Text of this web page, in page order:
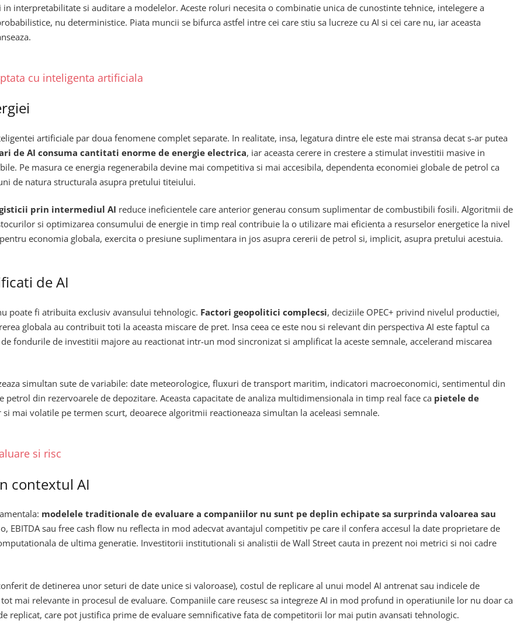
interpretabilitate si auditare a modelelor. Aceste roluri necesita o combinatie unica de cunostinte tehnice, intelegere a
nu deterministice. Piata muncii se bifurca astfel intre cei care stiu sa lucreze cu AI si cei care nu, iar aceasta
cu inteligenta artificiala
artificiale par doua fenomene complet separate. In realitate, insa, legatura dintre ele este mai stransa decat s-ar putea
de AI consuma cantitati enorme de energie electrica, iar aceasta cerere in crestere a stimulat investitii masive in
Pe masura ce energia regenerabila devine mai competitiva si mai accesibila, dependenta economiei globale de petrol ca
de natura structurala asupra pretului titeiului.
prin intermediul AI reduce ineficientele care anterior generau consum suplimentar de combustibili fosili. Algoritmii de
si optimizarea consumului de energie in timp real contribuie la o utilizare mai eficienta a resurselor energetice la nivel
economia globala, exercita o presiune suplimentara in jos asupra cererii de petrol si, implicit, asupra pretului acestuia.
de AI
poate fi atribuita exclusiv avansului tehnologic. Factori geopolitici complecsi, deciziile OPEC+ privind nivelul productiei,
globala au contribuit toti la aceasta miscare de pret. Insa ceea ce este nou si relevant din perspectiva AI este faptul ca
fondurile de investitii majore au reactionat intr-un mod sincronizat si amplificat la aceste semnale, accelerand miscarea
simultan sute de variabile: date meteorologice, fluxuri de transport maritim, indicatori macroeconomici, sentimentul din
din rezervoarele de depozitare. Aceasta capacitate de analiza multidimensionala in timp real face ca pietele de
si mai volatile pe termen scurt, deoarece algoritmii reactioneaza simultan la aceleasi semnale.
si risc
contextul AI
modelele traditionale de evaluare a companiilor nu sunt pe deplin echipate sa surprinda valoarea sau
EBITDA sau free cash flow nu reflecta in mod adecvat avantajul competitiv pe care il confera accesul la date proprietare de
de ultima generatie. Investitorii institutionali si analistii de Wall Street cauta in prezent noi metrici si noi cadre
de detinerea unor seturi de date unice si valoroase), costul de replicare al unui model AI antrenat sau indicele de
mai relevante in procesul de evaluare. Companiile care reusesc sa integreze AI in mod profund in operatiunile lor nu doar ca
replicat, care pot justifica prime de evaluare semnificative fata de competitorii lor mai putin avansati tehnologic.